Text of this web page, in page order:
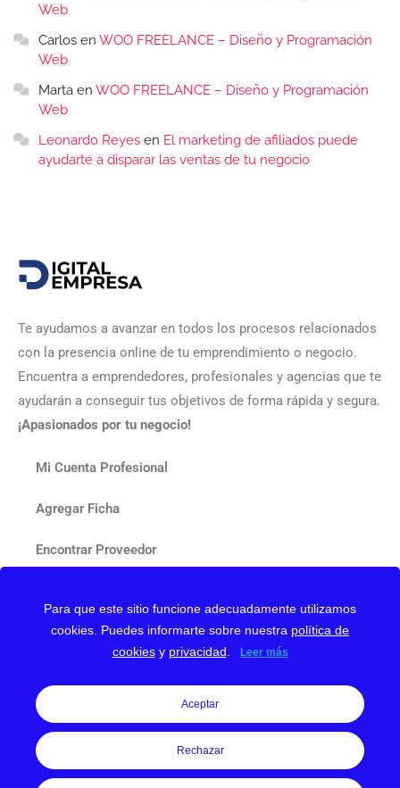
Web
Carlos en WOO FREELANCE – Diseño y Programación
Web
Marta en WOO FREELANCE – Diseño y Programación
Web
Leonardo Reyes en El marketing de afiliados puede
ayudarte a disparar las ventas de tu negocio
Te ayudamos a avanzar en todos los procesos relacionados
con la presencia online de tu emprendimiento o negocio.
Encuentra a emprendedores, profesionales y agencias que te
ayudarán a conseguir tus objetivos de forma rápida y segura.
¡Apasionados por tu negocio!
Mi Cuenta Profesional
Agregar Ficha
Encontrar Proveedor
Nuestro Blog
Web protegida con reCAPTCHA y Google
y
Terms of Service
Para que este sitio funcione adecuadamente utilizamos
cookies. Puedes informarte sobre nuestra política de
cookiesy privacidad Leer más
Aceptar
Rechazar